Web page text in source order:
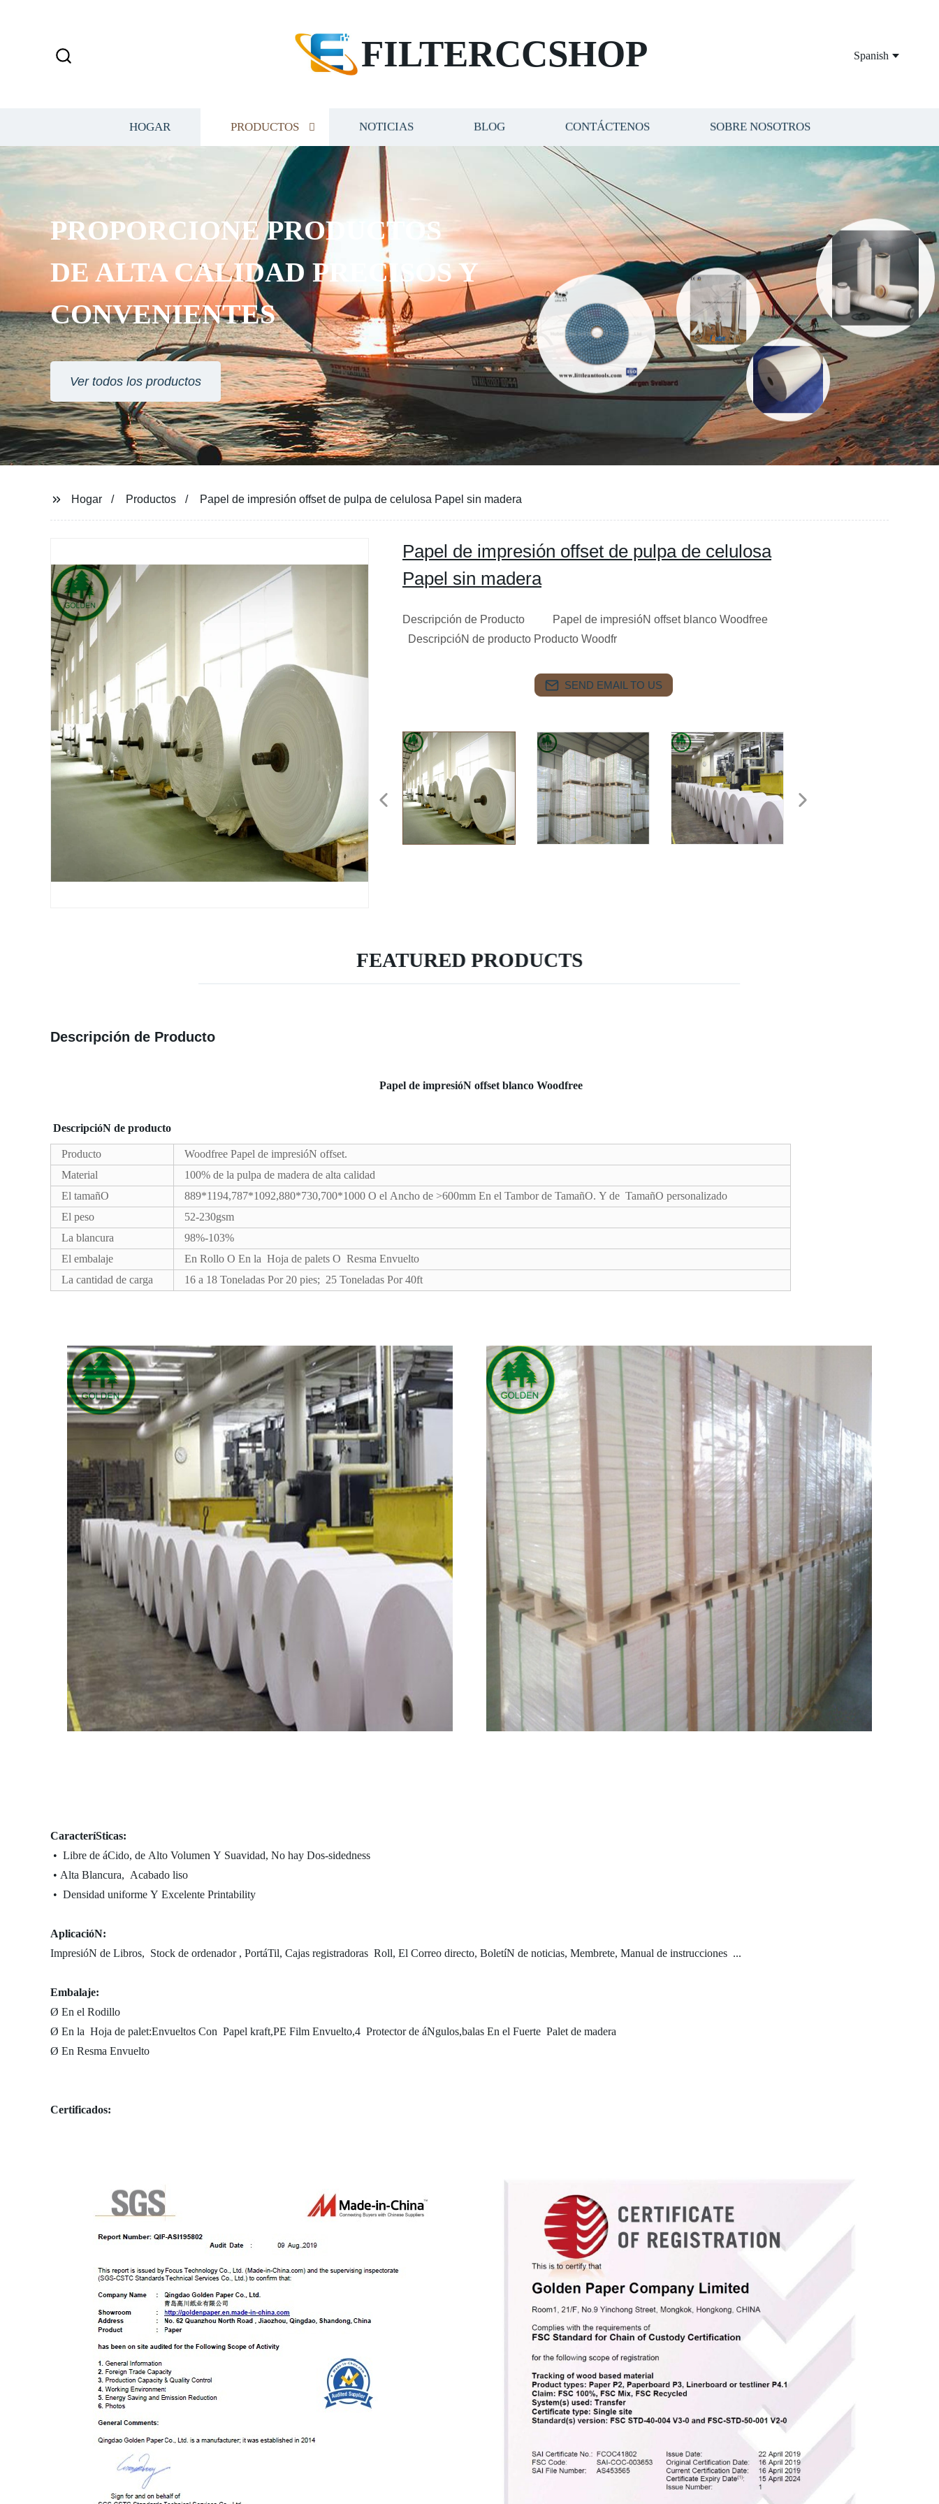
FILTERCCSHOP Spanish
HOGAR PRODUCTOS NOTICIAS BLOG CONTÁCTENOS SOBRE NOSOTROS
PROPORCIONE PRODUCTOS
DE ALTA CALIDAD PRECISOS Y
CONVENIENTES
Ver todos los productos
Hogar Productos Papel de impresión offset de pulpa de celulosa Papel sin madera
Papel de impresión offset de pulpa de celulosa
Papel sin madera
Descripción de Producto Papel de impresióN offset blanco Woodfree
DescripcióN de producto Producto Woodfr
SEND EMAIL TO US
FEATURED PRODUCTS
Descripción de Producto
Papel de impresióN offset blanco Woodfree
DescripcióN de producto
Producto
Woodfree Papel de impresióN offset.
Material
100% de la pulpa de madera de alta calidad
El tamañO
889*1194,787*1092,880*730,700*1000 O el Ancho de >600mm En el Tambor de TamañO. Y de TamañO personalizado
El peso
52-230gsm
La blancura
98%-103%
El embalaje
En Rollo O En la Hoja de palets O Resma Envuelto
La cantidad de carga
16 a 18 Toneladas Por 20 pies; 25 Toneladas Por 40ft
CaracteríSticas:
• Libre de áCido, de Alto Volumen Y Suavidad, No hay Dos-sidedness
• Alta Blancura, Acabado liso
• Densidad uniforme Y Excelente Printability
AplicacióN:
ImpresióN de Libros, Stock de ordenador , PortáTil, Cajas registradoras Roll, El Correo directo, BoletíN de noticias, Membrete, Manual de instrucciones ...
Embalaje:
Ø En el Rodillo
Ø En la Hoja de palet:Envueltos Con Papel kraft,PE Film Envuelto,4 Protector de áNgulos,balas En el Fuerte Palet de madera
Ø En Resma Envuelto
Certificados: